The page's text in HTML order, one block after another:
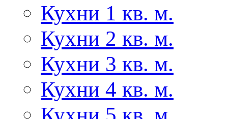
Кухни 1 кв. м.
Кухни 2 кв. м.
Кухни 3 кв. м.
Кухни 4 кв. м.